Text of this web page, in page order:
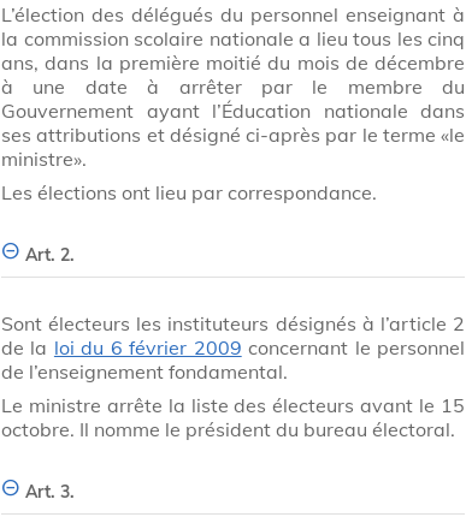
L’élection des délégués du personnel enseignant à
la commission scolaire nationale a lieu tous les cinq
ans, dans la première moitié du mois de décembre
à une date à arrêter par le membre du
Gouvernement ayant l’Éducation nationale dans
ses attributions et désigné ci-après par le terme «le
ministre».
Les élections ont lieu par correspondance.
Art. 2.
Sont électeurs les instituteurs désignés à l’article 2
de la loi du 6 février 2009 concernant le personnel
de l’enseignement fondamental.
Le ministre arrête la liste des électeurs avant le 15
octobre. Il nomme le président du bureau électoral.
Art. 3.